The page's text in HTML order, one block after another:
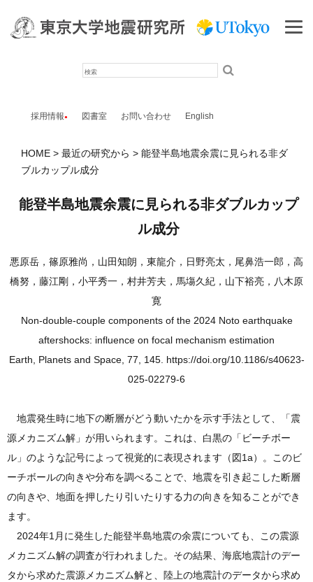
採用情報 図書室 お問い合わせ English
HOME 最近の研究から
能登半島地震余震に見られる非ダ
ブルカップル成分
能登半島地震余震に見られる非ダブルカップ
ル成分
悪原岳，篠原雅尚，山田知朗，東龍介，日野亮太，尾鼻浩一郎，高
橋努，藤江剛，小平秀一，村井芳夫，馬塲久紀，山下裕亮，八木原
寛
Non-double-couple components of the 2024 Noto earthquake
aftershocks: influence on focal mechanism estimation
Earth, Planets and Space, 77, 145. https://doi.org/10.1186/s40623-
025-02279-6
地震発生時に地下の断層がどう動いたかを示す手法として、「震
源メカニズム解」が用いられます。これは、白黒の「ビーチボー
ル」のような記号によって視覚的に表現されます（図1a）。このビ
ーチボールの向きや分布を調べることで、地震を引き起こした断層
の向きや、地面を押したり引いたりする力の向きを知ることができ
ます。
2024年1月に発生した能登半島地震の余震についても、この震源
メカニズム解の調査が行われました。その結果、海底地震計のデー
タから求めた震源メカニズム解と、陸上の地震計のデータから求め